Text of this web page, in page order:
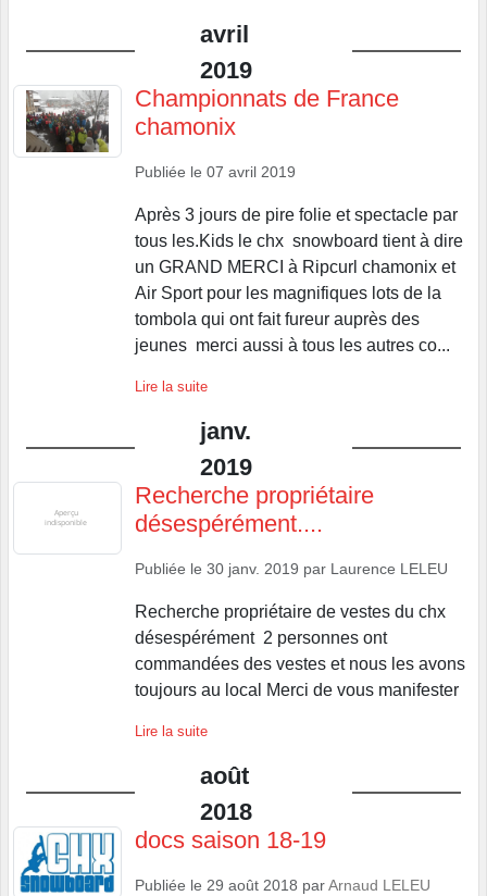
avril
2019
Championnats de France
chamonix
Publiée le 07 avril 2019
Après 3 jours de pire folie et spectacle par
tous les.Kids le chx snowboard tient à dire
un GRAND MERCI à Ripcurl chamonix et
Air Sport pour les magnifiques lots de la
tombola qui ont fait fureur auprès des
jeunes merci aussi à tous les autres co...
Lire la suite
janv.
2019
Recherche propriétaire
désespérément....
Publiée le 30 janv. 2019 par Laurence LELEU
Recherche propriétaire de vestes du chx
désespérément 2 personnes ont
commandées des vestes et nous les avons
toujours au local Merci de vous manifester
Lire la suite
août
2018
docs saison 18-19
Publiée le 29 août 2018 parArnaud LELEU